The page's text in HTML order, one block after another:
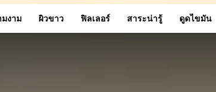
งาม ผิวขาว ฟิลเลอร์ สาระน่ารู้ ดูดไขมัน